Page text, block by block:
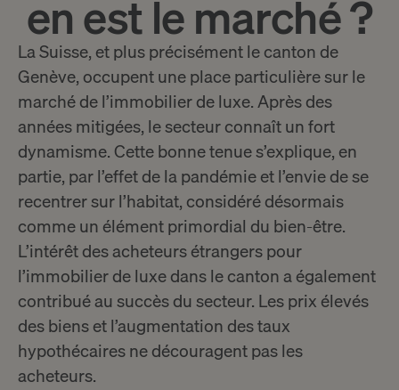
en est le marché ?
La Suisse, et plus précisément le canton de
Genève, occupent une place particulière sur le
marché de l’immobilier de luxe. Après des
années mitigées, le secteur connaît un fort
dynamisme. Cette bonne tenue s’explique, en
partie, par l’effet de la pandémie et l’envie de se
recentrer sur l’habitat, considéré désormais
comme un élément primordial du bien-être.
L’intérêt des acheteurs étrangers pour
l’immobilier de luxe dans le canton a également
contribué au succès du secteur. Les prix élevés
des biens et l’augmentation des taux
hypothécaires ne découragent pas les
acheteurs.